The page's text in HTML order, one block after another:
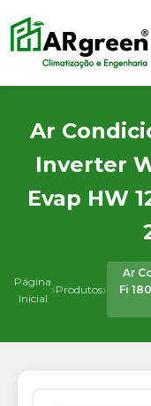
Ar
Inverter
Evap HW
Página
Inicial ›Produtos›
Ar
Fi